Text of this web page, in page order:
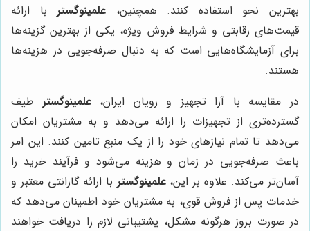
بهترین نحو استفاده کنند. همچنین، علمینوگستر با ارائه
قیمت‌های رقابتی و شرایط فروش ویژه، یکی از بهترین گزینه‌ها
برای آزمایشگاه‌هایی است که به دنبال صرفه‌جویی در هزینه‌ها
هستند.
در مقایسه با آرا تجهیز و رویان ایران،علمینوگستر طیف
گسترده‌تری از تجهیزات را ارائه می‌دهد و به مشتریان امکان
می‌دهد تا تمام نیازهای خود را از یک منبع تامین کنند. این امر
باعث صرفه‌جویی در زمان و هزینه می‌شود و فرآیند خرید را
آسان‌تر می‌کند. علاوه بر این،علمینوگستر با ارائه گارانتی معتبر و
خدمات پس از فروش قوی، به مشتریان خود اطمینان می‌دهد که
در صورت بروز هرگونه مشکل، پشتیبانی لازم را دریافت خواهند